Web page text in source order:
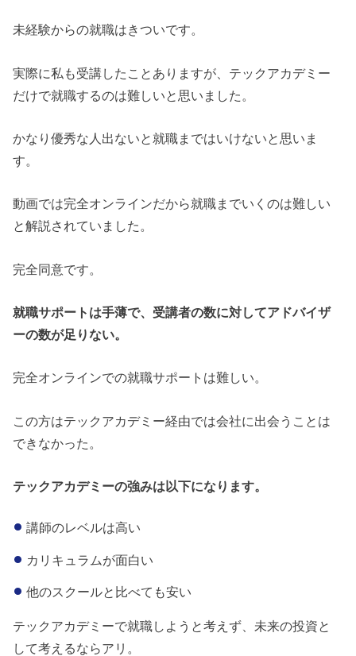
未経験からの就職はきついです。
実際に私も受講したことありますが、テックアカデミー
だけで就職するのは難しいと思いました。
かなり優秀な人出ないと就職まではいけないと思いま
す。
動画では完全オンラインだから就職までいくのは難しい
と解説されていました。
完全同意です。
就職サポートは手薄で、受講者の数に対してアドバイザ
ーの数が足りない。
完全オンラインでの就職サポートは難しい。
この方はテックアカデミー経由では会社に出会うことは
できなかった。
テックアカデミーの強みは以下になります。
講師のレベルは高い
カリキュラムが面白い
他のスクールと比べても安い
テックアカデミーで就職しようと考えず、未来の投資と
して考えるならアリ。